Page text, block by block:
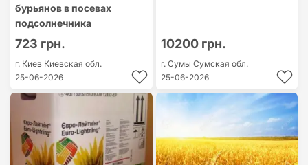
бурьянoв в посевах
подсолнечника
723 грн.
г. Киев Киевская обл.
25-06-2026
10200 грн.
г. Сумы Сумская обл.
25-06-2026